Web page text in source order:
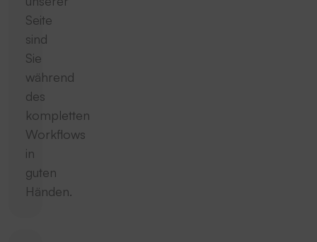
Seite
sind
Sie
während
des
kompletten
Workflows
in
guten
Händen.